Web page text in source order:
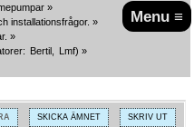
Menu ≡
»
installationsfrågor. »
»
Bertil Lmf) »
SKICKA ÄMNET SKRIV UT